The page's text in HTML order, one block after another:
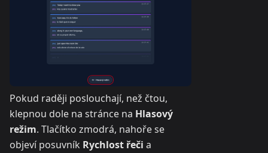
Pokud raději poslouchají, než čtou,
klepnou dole na stránce na Hlasový
režim. Tlačítko zmodrá, nahoře se
objeví posuvník Rychlost řeči a